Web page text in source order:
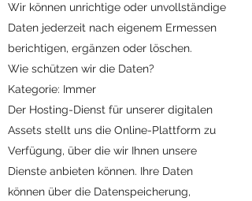
Wir können unrichtige oder unvollständige
Daten jederzeit nach eigenem Ermessen
berichtigen, ergänzen oder löschen.
Wie schützen wir die Daten?
Kategorie: Immer
Der Hosting-Dienst für unserer digitalen
Assets stellt uns die Online-Plattform zu
Verfügung, über die wir Ihnen unsere
Dienste anbieten können. Ihre Daten
können über die Datenspeicherung,